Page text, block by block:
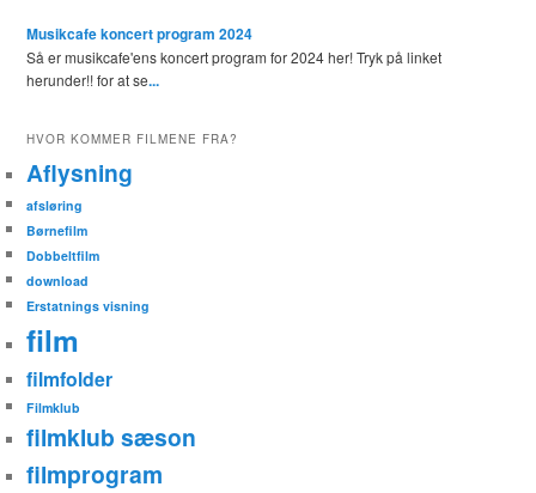
Musikcafe koncert program 2024
Så er musikcafe'ens koncert program for 2024 her! Tryk på linket
herunder!! for at se...
HVOR KOMMER FILMENE FRA?
Aflysning
afsløring
Børnefilm
Dobbeltfilm
download
Erstatnings visning
film
filmfolder
Filmklub
filmklub sæson
filmprogram